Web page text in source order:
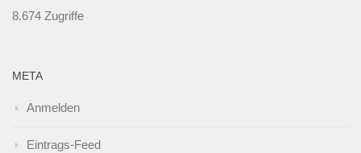
8.674 Zugriffe
META
Anmelden
Eintrags-Feed